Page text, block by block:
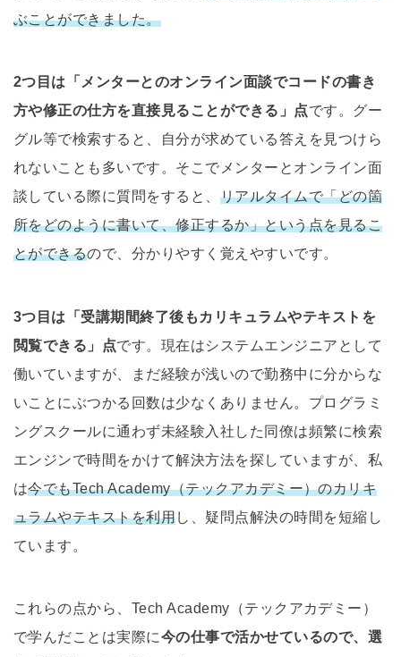
ぶことができました。
2つ目は「メンターとのオンライン面談でコードの書き
方や修正の仕方を直接見ることができる」点です。グー
グル等で検索すると、自分が求めている答えを見つけら
れないことも多いです。そこでメンターとオンライン面
談している際に質問をすると、 リアルタイムで「どの箇
所をどのように書いて、修正するか」という点を見るこ
とができるので、分かりやすく覚えやすいです。
3つ目は「受講期間終了後もカリキュラムやテキストを
閲覧できる」点です。現在はシステムエンジニアとして
働いていますが、まだ経験が浅いので勤務中に分からな
いことにぶつかる回数は少なくありません。プログラミ
ングスクールに通わず未経験入社した同僚は頻繁に検索
エンジンで時間をかけて解決方法を探していますが、私
は今でもTech Academy（テックアカデミー）のカリキ
ュラムやテキストを利用し、疑問点解決の時間を短縮し
ています。
これらの点から、Tech Academy（テックアカデミー）
で学んだことは実際に今の仕事で活かせているので、選